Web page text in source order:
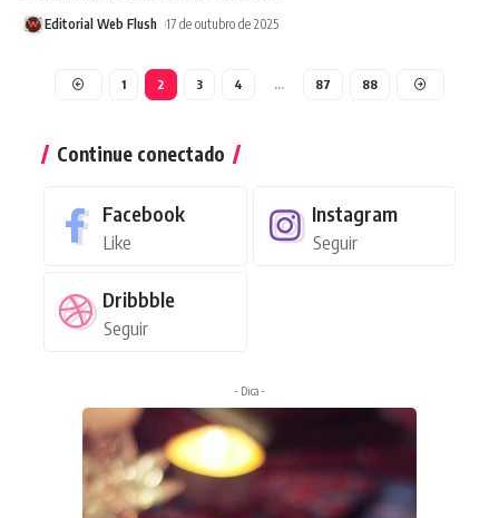
Editorial Web Flush 17 de outubro de 2025
1 2 3 4 … 87 88
Continue conectado
Facebook
Like
Instagram
Seguir
Dribbble
Seguir
- Dica -